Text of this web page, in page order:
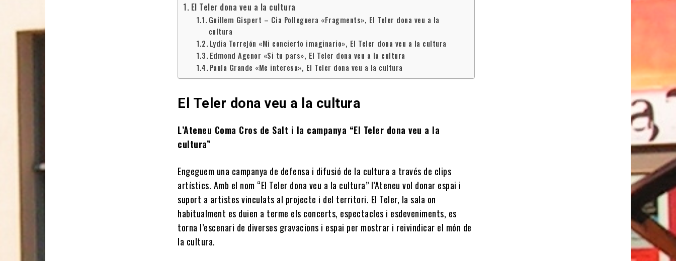
El Teler dona veu a la cultura
Guillem Gispert – Cia Polleguera «Fragments», El Teler dona veu a la
cultura
Lydia Torrejón «Mi concierto imaginario», El Teler dona veu a la cultura
Edmond Agenor «Si tu pars», El Teler dona veu a la cultura
Paula Grande «Me interesa», El Teler dona veu a la cultura
El Teler dona veu a la cultura
L’Ateneu Coma Cros de Salt i la campanya “El Teler dona veu a la
cultura”
Engeguem una campanya de defensa i difusió de la cultura a través de clips
artístics. Amb el nom “El Teler dona veu a la cultura” l’Ateneu vol donar espai i
suport a artistes vinculats al projecte i del territori. El Teler, la sala on
habitualment es duien a terme els concerts, espectacles i esdeveniments, es
torna l’escenari de diverses gravacions i espai per mostrar i reivindicar el món de
la cultura.